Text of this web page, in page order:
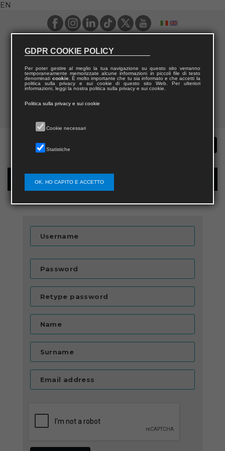
EN
New user registration
Username
Password
Retype password
Name
Surname
Email address
GDPR COOKIE POLICY
Per poter gestire al meglio la tua navigazione su questo sito verranno
temporaneamente memorizzate alcune informazioni in piccoli file di testo
denominati cookie. È molto importante che tu sia informato e che accetti la
politica sulla privacy e sui cookie di questo sito Web. Per ulteriori
informazioni, leggi la nostra politica sulla privacy e sui cookie.
Politica sulla privacy e sui cookie
Cookie necessari
Statistiche
OK, HO CAPITO E ACCETTO